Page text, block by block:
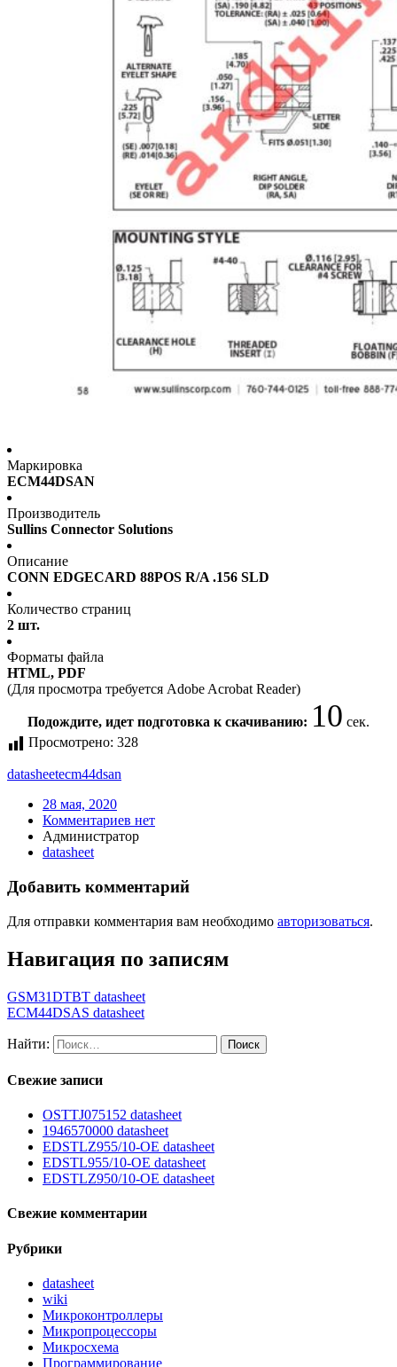
Маркировка
ECM44DSAN
Производитель
Sullins Connector Solutions
Описание
CONN EDGECARD 88POS R/A .156 SLD
Количество страниц
2 шт.
Форматы файла
HTML, PDF
(Для просмотра требуется Adobe Acrobat Reader)
Подождите, идет подготовка к скачиванию: 10 сек.
Просмотрено: 328
datasheetecm44dsan
28 мая, 2020
Комментариев нет
Администратор
datasheet
Добавить комментарий
Для отправки комментария вам необходимо авторизоваться.
Навигация по записям
GSM31DTBT datasheet
ECM44DSAS datasheet
Найти:
Свежие записи
OSTTJ075152 datasheet
1946570000 datasheet
EDSTLZ955/10-OE datasheet
EDSTL955/10-OE datasheet
EDSTLZ950/10-OE datasheet
Свежие комментарии
Рубрики
datasheet
wiki
Микроконтроллеры
Микропроцессоры
Микросхема
Программирование